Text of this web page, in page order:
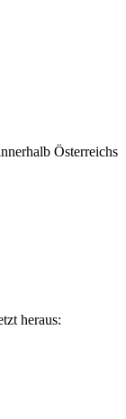
Österreichs
heraus: